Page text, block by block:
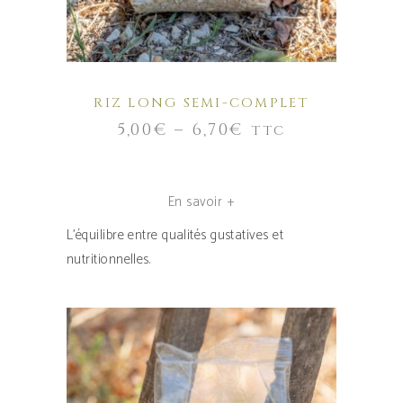
peuvent
être
choisies
page
RIZ LONG SEMI-COMPLET
5,00€ – 6,70€ TTC
En savoir +
L’équilibre entre qualités gustatives et
nutritionnelles.